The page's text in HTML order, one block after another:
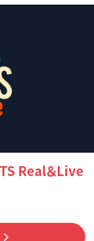
Real＆Live